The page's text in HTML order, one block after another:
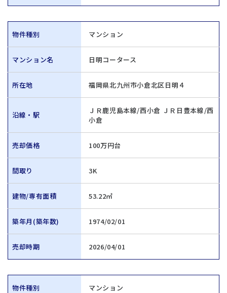
物件種別 マンション
マンション名 日明コータース
所在地 福岡県北九州市小倉北区日明４
沿線・駅
ＪＲ鹿児島本線/西小倉 ＪＲ日豊本線/西
小倉
売却価格 100万円台
間取り 3K
建物/専有面積 53.22㎡
築年月(築年数) 1974/02/01
売却時期 2026/04/01
物件種別 マンション